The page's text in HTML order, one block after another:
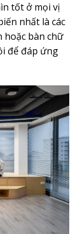
tốt ở mọi vị
nhất là các
hoặc bàn chữ
để đáp ứng